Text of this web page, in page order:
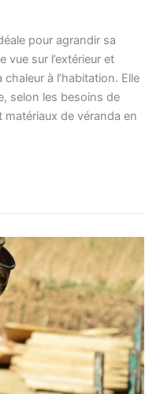
pour agrandir sa
vue sur l’extérieur et
à l’habitation. Elle
selon les besoins de
matériaux de véranda en